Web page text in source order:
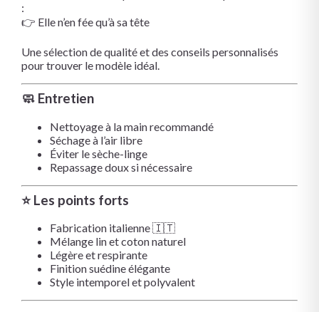
:
👉 Elle n’en fée qu’à sa tête
Une sélection de qualité et des conseils personnalisés
pour trouver le modèle idéal.
🧼 Entretien
Nettoyage à la main recommandé
Séchage à l’air libre
Éviter le sèche-linge
Repassage doux si nécessaire
⭐ Les points forts
Fabrication italienne 🇮🇹
Mélange lin et coton naturel
Légère et respirante
Finition suédine élégante
Style intemporel et polyvalent